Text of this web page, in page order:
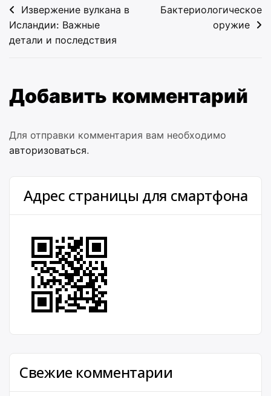
Навигация
по
записям
Извержение вулкана в
Исландии: Важные
детали и последствия
Бактериологическое
оружие
Добавить комментарий
Для отправки комментария вам необходимо
авторизоваться.
Адрес страницы для смартфона
Свежие комментарии